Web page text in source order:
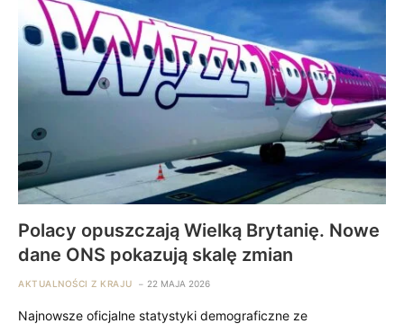
Polacy opuszczają Wielką Brytanię. Nowe
dane ONS pokazują skalę zmian
AKTUALNOŚCI Z KRAJU 22 MAJA 2026
Najnowsze oficjalne statystyki demograficzne ze